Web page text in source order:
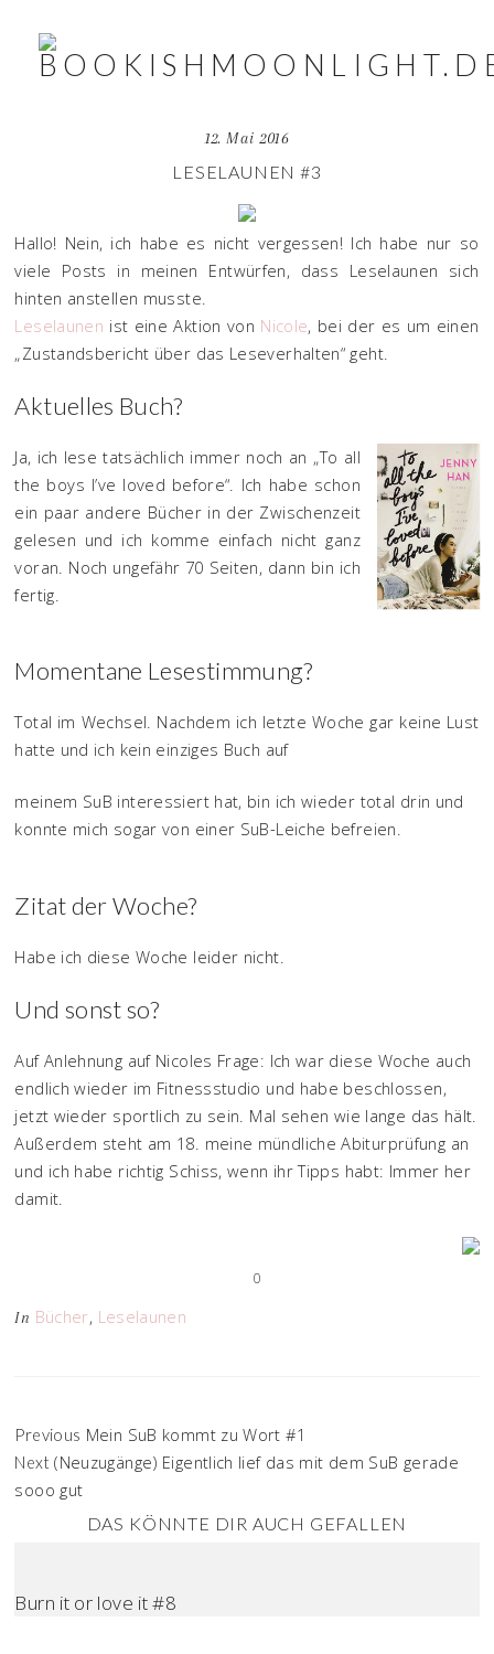
12. Mai 2016
LESELAUNEN #3
Hallo! Nein, ich habe es nicht vergessen! Ich habe nur so
viele Posts in meinen Entwürfen, dass Leselaunen sich
hinten anstellen musste.
Leselaunen ist eine Aktion von Nicole, bei der es um einen
„Zustandsbericht über das Leseverhalten“ geht.
Aktuelles Buch?
Ja, ich lese tatsächlich immer noch an „To all
the boys I’ve loved before“. Ich habe schon
ein paar andere Bücher in der Zwischenzeit
gelesen und ich komme einfach nicht ganz
voran. Noch ungefähr 70 Seiten, dann bin ich
fertig.
Momentane Lesestimmung?
Total im Wechsel. Nachdem ich letzte Woche gar keine Lust
hatte und ich kein einziges Buch auf
meinem SuB interessiert hat, bin ich wieder total drin und
konnte mich sogar von einer SuB-Leiche befreien.
Zitat der Woche?
Habe ich diese Woche leider nicht.
Und sonst so?
Auf Anlehnung auf Nicoles Frage: Ich war diese Woche auch
endlich wieder im Fitnessstudio und habe beschlossen,
jetzt wieder sportlich zu sein. Mal sehen wie lange das hält.
Außerdem steht am 18. meine mündliche Abiturprüfung an
und ich habe richtig Schiss, wenn ihr Tipps habt: Immer her
damit.
0
In Bücher, Leselaunen
Previous Mein SuB kommt zu Wort #1
Next (Neuzugänge) Eigentlich lief das mit dem SuB gerade
sooo gut
DAS KÖNNTE DIR AUCH GEFALLEN
Burn it or love it #8